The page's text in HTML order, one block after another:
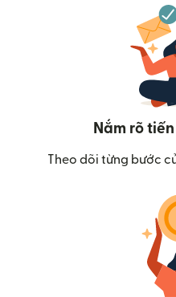
Nắm rõ
Theo dõi từng bước